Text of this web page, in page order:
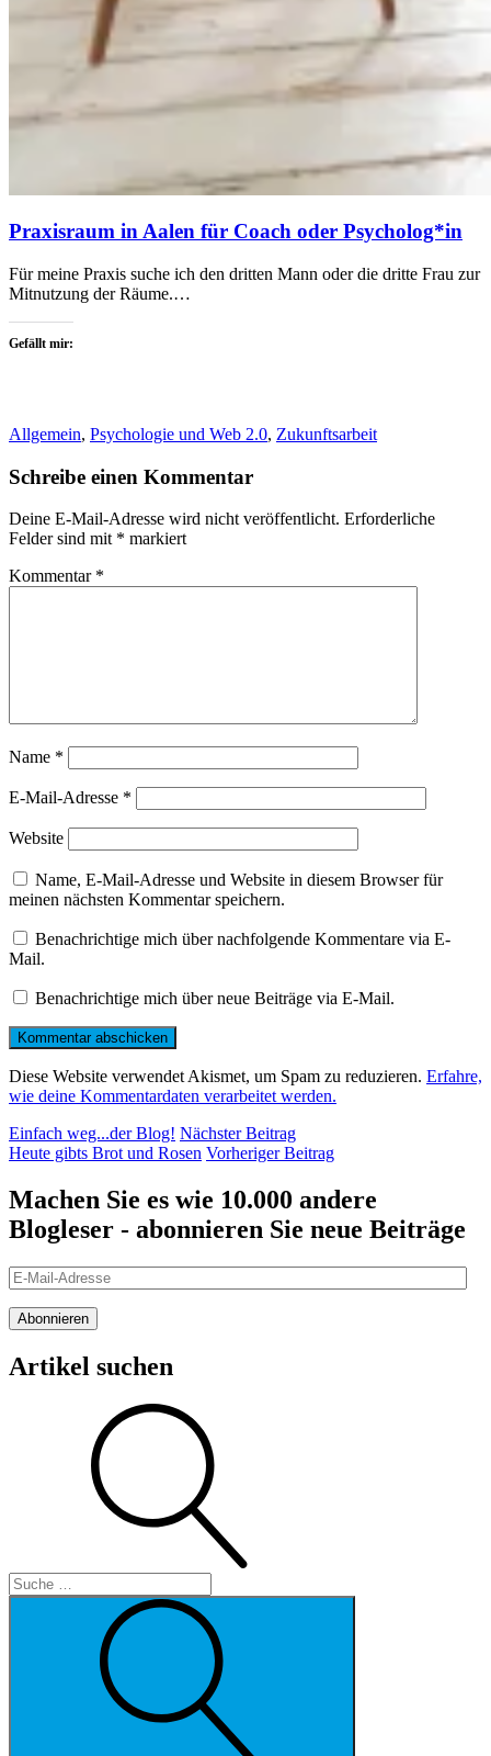
Praxisraum in Aalen für Coach oder Psycholog*in
Für meine Praxis suche ich den dritten Mann oder die dritte Frau zur
Mitnutzung der Räume.…
Gefällt mir:
Allgemein, Psychologie und Web 2.0, Zukunftsarbeit
Schreibe einen Kommentar
Deine E-Mail-Adresse wird nicht veröffentlicht. Erforderliche
Felder sind mit * markiert
Kommentar *
Name *
E-Mail-Adresse *
Website
Name, E-Mail-Adresse und Website in diesem Browser für
meinen nächsten Kommentar speichern.
Benachrichtige mich über nachfolgende Kommentare via E-
Mail.
Benachrichtige mich über neue Beiträge via E-Mail.
Diese Website verwendet Akismet, um Spam zu reduzieren. Erfahre,
wie deine Kommentardaten verarbeitet werden.
Beitragsnavigation
Nächster
Beitrag
Einfach weg...der Blog! Nächster Beitrag
Vorheriger
Heute gibts Brot und Rosen Vorheriger Beitrag
Machen Sie es wie 10.000 andere
Blogleser - abonnieren Sie neue Beiträge
E-
Mail-
Adresse
Abonnieren
Artikel suchen